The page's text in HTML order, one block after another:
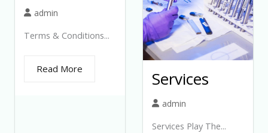
admin
Terms & Conditions...
Read More Services
admin
Services Play The...